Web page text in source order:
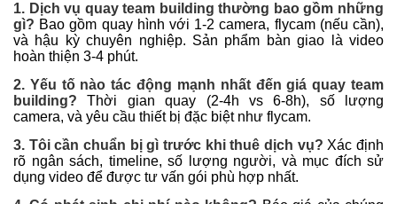
1. Dịch vụ quay team building thường bao gồm những
gì? Bao gồm quay hình với 1-2 camera, flycam (nếu cần),
và hậu kỳ chuyên nghiệp. Sản phẩm bàn giao là video
hoàn thiện 3-4 phút.
2. Yếu tố nào tác động mạnh nhất đến giá quay team
building? Thời gian quay (2-4h vs 6-8h), số lượng
camera, và yêu cầu thiết bị đặc biệt như flycam.
3. Tôi cần chuẩn bị gì trước khi thuê dịch vụ? Xác định
rõ ngân sách, timeline, số lượng người, và mục đích sử
dụng video để được tư vấn gói phù hợp nhất.